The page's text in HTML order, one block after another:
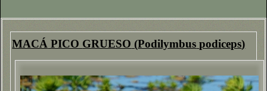
MACÁ PICO GRUESO (Podilymbus podiceps)